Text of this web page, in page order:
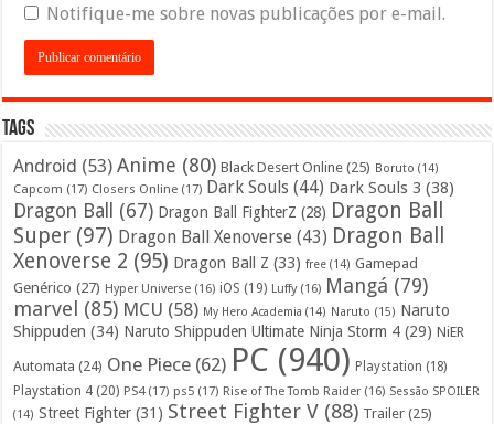
Notifique-me sobre novas publicações por e-mail.
Tags
Android (53) Anime (80) Black Desert Online (25) Boruto (14)
Capcom (17) Closers Online (17) Dark Souls (44) Dark Souls 3 (38)
Dragon Ball (67) Dragon Ball FighterZ (28) Dragon Ball
Super (97) Dragon Ball Xenoverse (43) Dragon Ball
Xenoverse 2 (95) Dragon Ball Z (33) free (14) Gamepad
Genérico (27) Hyper Universe (16) iOS (19) Luffy(16) Mangá (79)
marvel (85) MCU (58) My Hero Academia (14) Naruto (15) Naruto
Shippuden (34) Naruto Shippuden Ultimate Ninja Storm 4 (29) NiER
Automata (24) One Piece (62) PC (940) Playstation (18)
Playstation 4 (20) PS4(17) ps5 (17) Rise of The Tomb Raider (16) Sessão SPOILER
(14) Street Fighter (31) Street Fighter V (88) Trailer (25)